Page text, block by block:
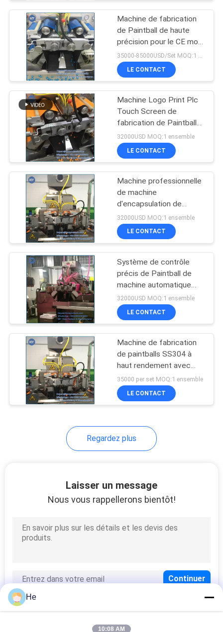
PLAN
SITE
PRIVACY
POLICY
Machine de fabrication
de Paintball de haute
précision pour le CE mou
de capsule
LE CONTACT
Machine Logo Print Plc
Touch Screen de
fabrication de Paintball
de jeux de Cs
32000USD MOQ:1 ensemble
LE CONTACT
Machine professionnelle
de machine
d'encapsulation de
Paintball/fabrication de
Paintball
32000USD MOQ:1 ensemble
LE CONTACT
Système de contrôle
précis de Paintball de
machine automatique
d'encapsulation 8000 -
32000/H
32000USD MOQ:1 ensemble
LE CONTACT
Machine de fabrication
de paintballs SS304 à
haut rendement avec
fourniture automatique
de médicaments pour la
production à grande
35000 per set MOQ:1 ensemble
LE CONTACT
Regardez plus
Laisser un message
Nous vous rappellerons bientôt!
He
10:08 AM